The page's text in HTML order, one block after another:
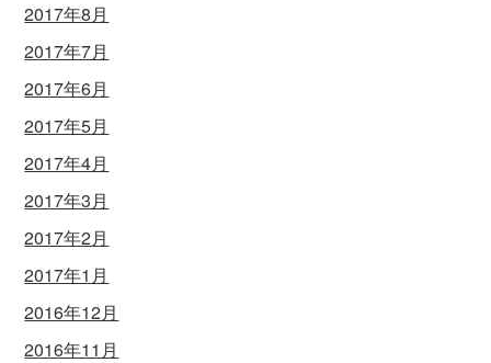
2017年8月
2017年7月
2017年6月
2017年5月
2017年4月
2017年3月
2017年2月
2017年1月
2016年12月
2016年11月